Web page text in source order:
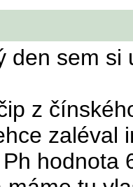
den sem
z
zaléval
hodnota